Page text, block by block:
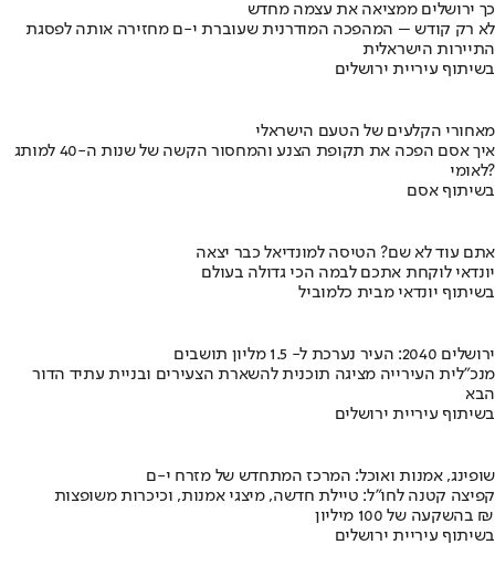
כך ירושלים ממציאה את עצמה מחדש
לא רק קודש – המהפכה המודרנית שעוברת י-ם מחזירה אותה לפסגת
התיירות הישראלית
בשיתוף עיריית ירושלים
מאחורי הקלעים של הטעם הישראלי
איך אסם הפכה את תקופת הצנע והמחסור הקשה של שנות ה-40 למותג
לאומי?
בשיתוף אסם
אתם עוד לא שם? הטיסה למונדיאל כבר יצאה
יונדאי לוקחת אתכם לבמה הכי גדולה בעולם
בשיתוף יונדאי מבית כלמוביל
ירושלים 2040: העיר נערכת ל- 1.5 מליון תושבים
מנכ"לית העירייה מציגה תוכנית להשארת הצעירים ובניית עתיד הדור
הבא
בשיתוף עיריית ירושלים
שופינג, אמנות ואוכל: המרכז המתחדש של מזרח י-ם
קפיצה קטנה לחו"ל: טיילת חדשה, מיצגי אמנות, וכיכרות משופצות
בהשקעה של 100 מיליון ₪
בשיתוף עיריית ירושלים